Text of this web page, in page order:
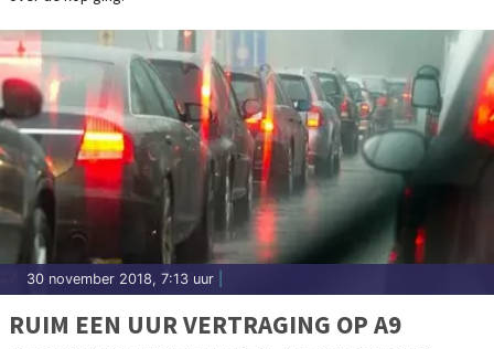
30 november 2018, 7:13 uur
RUIM EEN UUR VERTRAGING OP A9